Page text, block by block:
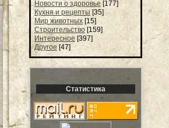
Новости о здоровье [177]
Кухня и рецепты [35]
Мир животных [15]
Строительство [159]
Интересное [397]
Другое [47]
Статистика